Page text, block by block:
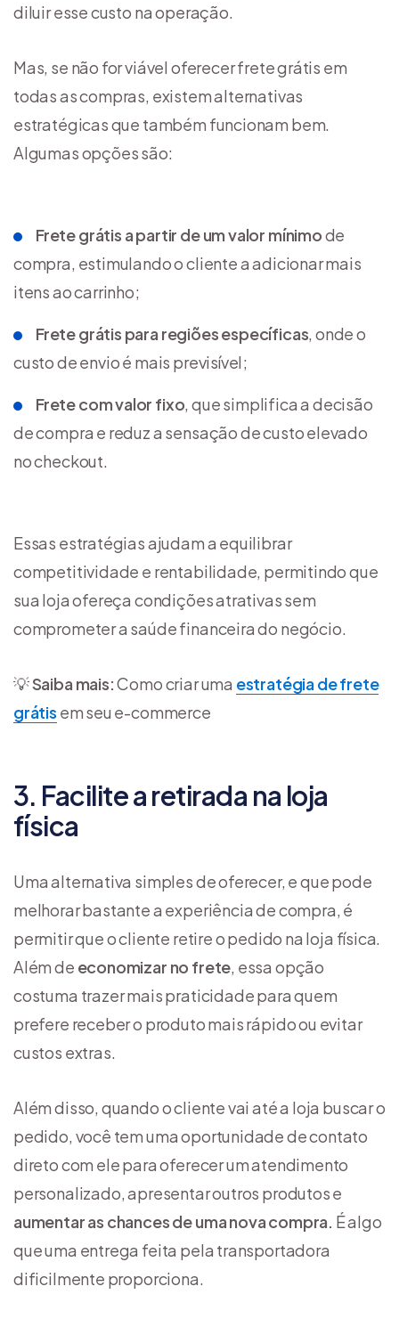
diluir esse custo na operação.
Mas, se não for viável oferecer frete grátis em
todas as compras, existem alternativas
estratégicas que também funcionam bem.
Algumas opções são:
Frete grátis a partir de um valor mínimode
compra, estimulando o cliente a adicionar mais
itens ao carrinho;
Frete grátis para regiões específicas, onde o
custo de envio é mais previsível;
Frete com valor fixo, que simplifica a decisão
de compra e reduz a sensação de custo elevado
no checkout.
Essas estratégias ajudam a equilibrar
competitividade e rentabilidade, permitindo que
sua loja ofereça condições atrativas sem
comprometer a saúde financeira do negócio.
💡Saiba mais:Como criar uma estratégia de frete
grátis em seu e-commerce
3. Facilite a retirada na loja
física
Uma alternativa simples de oferecer, e que pode
melhorar bastante a experiência de compra, é
permitir que o cliente retire o pedido na loja física.
Além de economizar no frete, essa opção
costuma trazer mais praticidade para quem
prefere receber o produto mais rápido ou evitar
custos extras.
Além disso, quando o cliente vai até a loja buscar o
pedido, você tem uma oportunidade de contato
direto com ele para oferecer um atendimento
personalizado, apresentar outros produtos e
aumentar as chances de uma nova compra. É algo
que uma entrega feita pela transportadora
dificilmente proporciona.